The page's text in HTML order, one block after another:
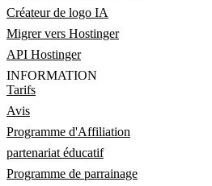
Créateur de logo IA
Migrer vers Hostinger
API Hostinger
INFORMATION
Tarifs
Avis
Programme d'Affiliation
partenariat éducatif
Programme de parrainage